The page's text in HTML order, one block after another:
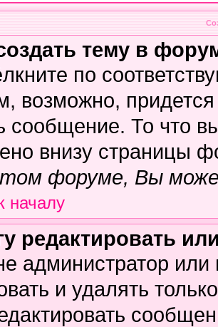
тему в
по
возможно, придется
сообщение. То что
внизу страницы
форуме, Вы
началу
редактировать
администратор
и удалять